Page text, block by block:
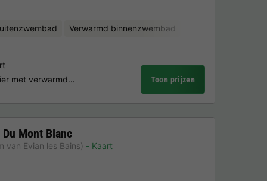
Verwarmd binnenzwembad
met verwarmd…
Toon prijzen
Mont Blanc
van Evian les Bains) Kaart